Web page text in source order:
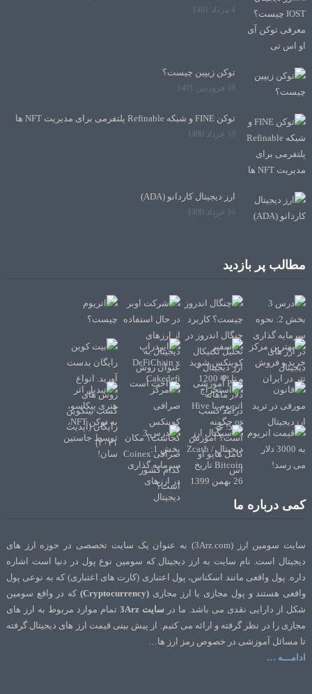
4 مرداد 1401
توکن زیپین چیست؟
توکن FINE و شبکه Refinable پلتفرمی برای مدیریت NFT ها
ارز دیجیتال کاردانو (ADA)
16 خرداد 1400
مطالب پر بازدید
کمی درباره ما
سایت سومین ارز (3Arz.com) به عنوان یک سایت تخصصی در حوزه ارز های
دیجیتال است. نام سایت به ارز دیجیتال که سومین نوع پول در دنیا است اشاره
داره. پول واقعی مانند اسکناس، پول اعتباری (کارت های اعتباری) که به نوعی پول
واقعی هستند و پول مجازی یا ارز مجازی (Cryptocurrency)
که در واقع سومین
شکل از دارایی نقدی می باشد. ما در سایت 3Arz
تمام موارد مربوط به ارز های
مجازی را در نظر گرفته و ارائه می کنیم. از پیش بینی قیمت ارز های دیجیتال گرفته
تا مسائل آموزشی در خصوص رمز ارز ها…
ادامـــه …